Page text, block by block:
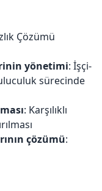
Çözümü
yönetimi: İşçi-
sürecinde
: Karşılıklı
çözümü: